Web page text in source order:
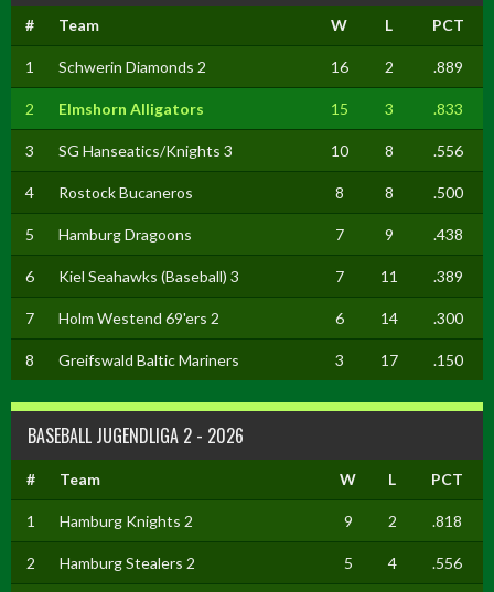
# Team W L PCT
1 Schwerin Diamonds 2 16 2 .889
2 Elmshorn Alligators 15 3 .833
3 SG Hanseatics/Knights 3 10 8 .556
4 Rostock Bucaneros 8 8 .500
5 Hamburg Dragoons 7 9 .438
6 Kiel Seahawks (Baseball) 3 7 11 .389
7 Holm Westend 69'ers 2 6 14 .300
8 Greifswald Baltic Mariners 3 17 .150
BASEBALL JUGENDLIGA 2 - 2026
# Team W L PCT
1 Hamburg Knights 2 9 2 .818
2 Hamburg Stealers 2 5 4 .556